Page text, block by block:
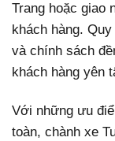
Trang hoặc giao
khách hàng.
và chính sách
khách hàng yên
Với những ưu
toàn, chành xe